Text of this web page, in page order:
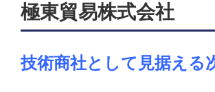
極東貿易株式会社
技術商社として見据える